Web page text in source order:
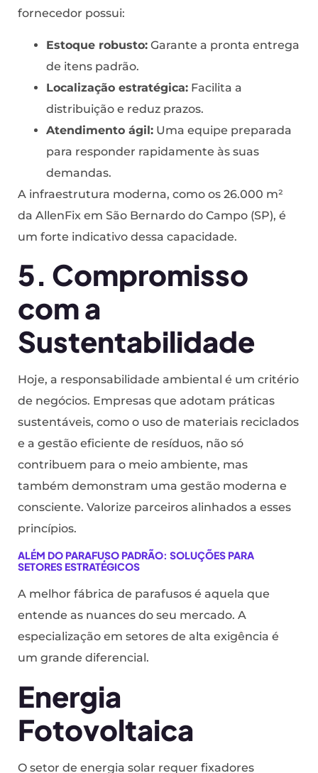
fornecedor possui:
Estoque robusto: Garante a pronta entrega
de itens padrão.
Localização estratégica: Facilita a
distribuição e reduz prazos.
Atendimento ágil: Uma equipe preparada
para responder rapidamente às suas
demandas.
A infraestrutura moderna, como os 26.000 m²
da AllenFix em São Bernardo do Campo (SP), é
um forte indicativo dessa capacidade.
5. Compromisso
com a
Sustentabilidade
Hoje, a responsabilidade ambiental é um critério
de negócios. Empresas que adotam práticas
sustentáveis, como o uso de materiais reciclados
e a gestão eficiente de resíduos, não só
contribuem para o meio ambiente, mas
também demonstram uma gestão moderna e
consciente. Valorize parceiros alinhados a esses
princípios.
ALÉM DO PARAFUSO PADRÃO: SOLUÇÕES PARA
SETORES ESTRATÉGICOS
A melhor fábrica de parafusos é aquela que
entende as nuances do seu mercado. A
especialização em setores de alta exigência é
um grande diferencial.
Energia
Fotovoltaica
O setor de energia solar requer fixadores